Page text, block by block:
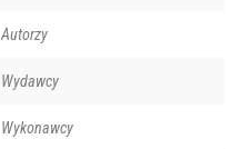
Autorzy
Wydawcy
Wykonawcy